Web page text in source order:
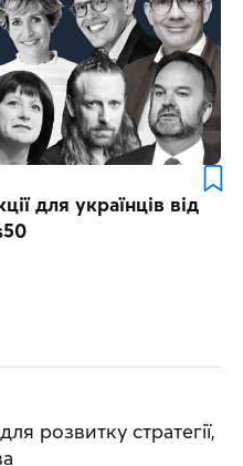
для українців від
розвитку стратегії,